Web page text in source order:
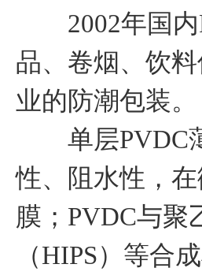
2002年国内
品、卷烟、饮
业的防潮包装。
单层PVDC薄
性、阻水性，
膜；PVDC与聚
（HIPS）等合